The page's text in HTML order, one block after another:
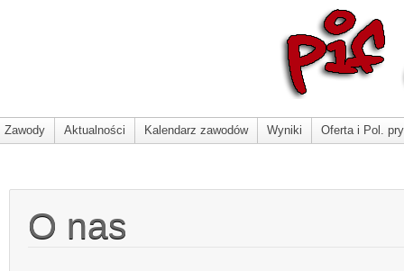
Zawody Aktualności Kalendarz zawodów Wyniki Oferta i Pol.
O nas